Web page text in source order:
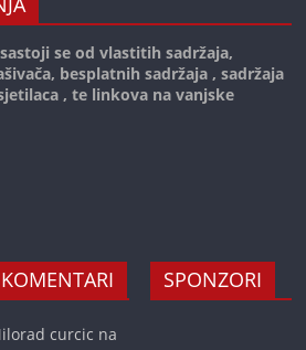
se od vlastitih sadržaja,
besplatnih sadržaja , sadržaja
, te linkova na vanjske
KOMENTARI
curcic na
SPONZORI